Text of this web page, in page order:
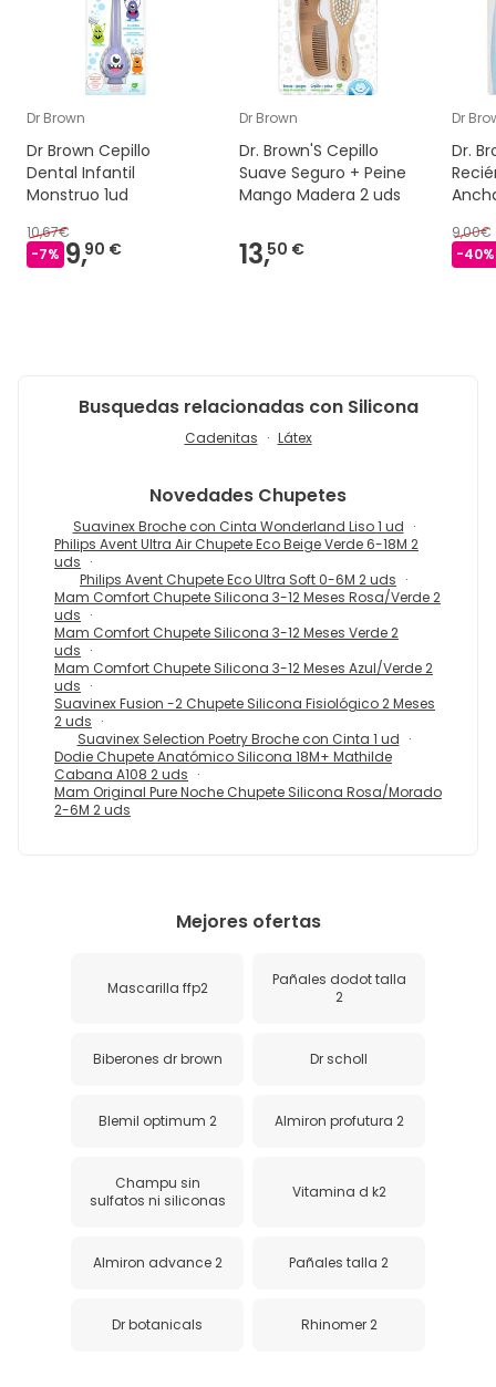
Dr Brown
Dr Brown Cepillo
Dental Infantil
Monstruo 1ud
10,67€
-7% 9,90 €
Dr Brown
Dr. Brown'S Cepillo
Suave Seguro + Peine
Mango Madera 2 uds
13,50 €
Dr
Dr.
9,00€
-40%
Busquedas relacionadas con Silicona
Cadenitas Látex
Novedades Chupetes
Suavinex Broche con Cinta Wonderland Liso 1 ud
Philips Avent Ultra Air Chupete Eco Beige Verde 6-18M 2
uds
Philips Avent Chupete Eco Ultra Soft 0-6M 2 uds
Mam Comfort Chupete Silicona 3-12 Meses Rosa/Verde 2
uds
Mam Comfort Chupete Silicona 3-12 Meses Verde 2
uds
Mam Comfort Chupete Silicona 3-12 Meses Azul/Verde 2
uds
Suavinex Fusion -2 Chupete Silicona Fisiológico 2 Meses
2 uds
Suavinex Selection Poetry Broche con Cinta 1 ud
Dodie Chupete Anatómico Silicona 18M+ Mathilde
Cabana A108 2 uds
Mam Original Pure Noche Chupete Silicona Rosa/Morado
2-6M 2 uds
Mejores ofertas
Mascarilla ffp2
Pañales dodot talla
2
Biberones dr brown Dr scholl
Blemil optimum 2 Almiron profutura 2
Champu sin
sulfatos ni siliconas
Vitamina d k2
Almiron advance 2 Pañales talla 2
Dr botanicals Rhinomer 2